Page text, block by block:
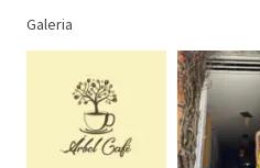
Galeria